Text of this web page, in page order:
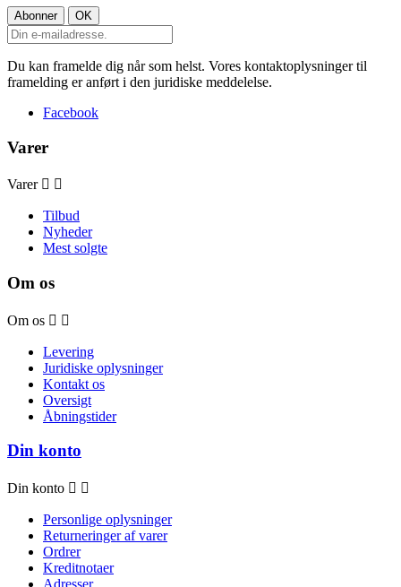
Du kan framelde dig når som helst. Vores kontaktoplysninger til
framelding er anført i den juridiske meddelelse.
Facebook
Varer
Varer  
Tilbud
Nyheder
Mest solgte
Om os
Om os  
Levering
Juridiske oplysninger
Kontakt os
Oversigt
Åbningstider
Din konto
Din konto  
Personlige oplysninger
Returneringer af varer
Ordrer
Kreditnotaer